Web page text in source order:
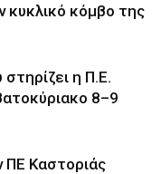
κόμβο της
η Π.Ε.
8–9
Καστοριάς